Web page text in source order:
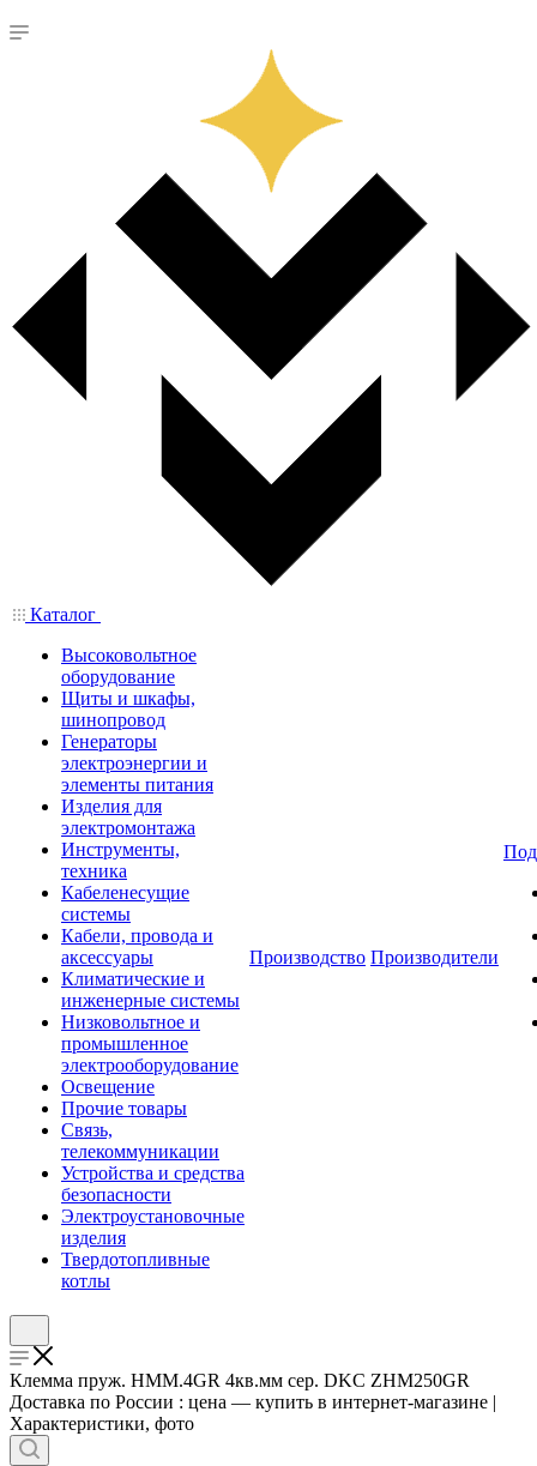
Каталог
Высоковольтное
оборудование
Щиты и шкафы,
шинопровод
Генераторы
электроэнергии и
элементы питания
Изделия для
электромонтажа
Инструменты,
техника
Кабеленесущие
системы
Кабели, провода и
аксессуары
Климатические и
инженерные системы
Низковольтное и
промышленное
электрооборудование
Освещение
Прочие товары
Связь,
телекоммуникации
Устройства и средства
безопасности
Электроустановочные
изделия
Твердотопливные
котлы
Производство Производители
Клемма пруж. HMM.4GR 4кв.мм сер. DKC ZHM250GR
Доставка по России : цена — купить в интернет-магазине |
Характеристики, фото